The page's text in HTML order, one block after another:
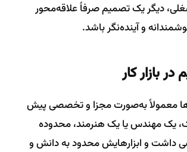
دیگر یک تصمیم صرفاً علاقه‌محور
و آینده‌نگر باشد.
معمولاً به‌صورت مجزا و تخصصی پیش
یک مهندس یا یک هنرمند، محدوده
و ابزارهایش محدود به دانش و